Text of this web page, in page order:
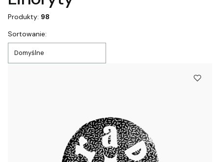
Produkty: 98
Lista produktów
Sortowanie:
Domyślne